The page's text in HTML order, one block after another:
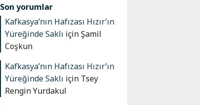
Son yorumlar
Kafkasya’nın Hafızası Hızır’ın
Yüreğinde Saklı içinŞamil
Coşkun
Kafkasya’nın Hafızası Hızır’ın
Yüreğinde Saklı için Tsey
Rengin Yurdakul